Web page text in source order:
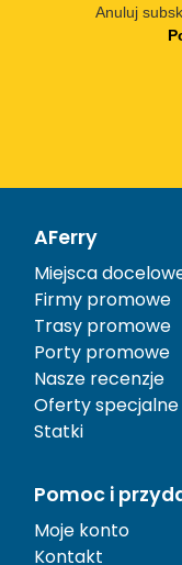
Anuluj
AFerry
Miejsca
Firmy promowe
Trasy promowe
Porty promowe
Nasze recenzje
Oferty specjalne
Statki
Pomoc i
Moje konto
Kontakt